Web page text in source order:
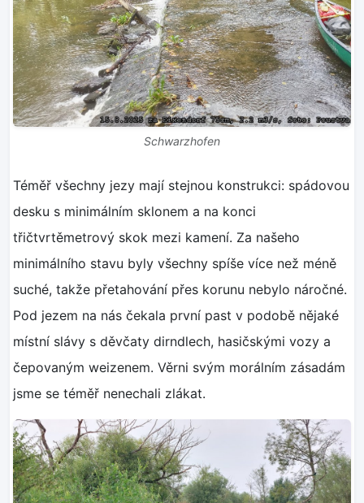
Schwarzhofen
Téměř všechny jezy mají stejnou konstrukci: spádovou
desku s minimálním sklonem a na konci
třičtvrtěmetrový skok mezi kamení. Za našeho
minimálního stavu byly všechny spíše více než méně
suché, takže přetahování přes korunu nebylo náročné.
Pod jezem na nás čekala první past v podobě nějaké
místní slávy s děvčaty dirndlech, hasičskými vozy a
čepovaným weizenem. Věrni svým morálním zásadám
jsme se téměř nenechali zlákat.